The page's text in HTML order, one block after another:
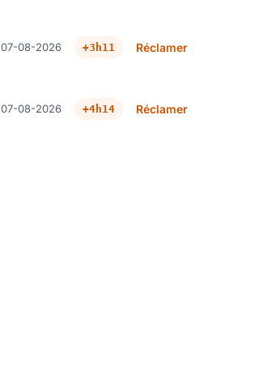
07-08-2026 +3h11 Réclamer
07-08-2026 +4h14 Réclamer